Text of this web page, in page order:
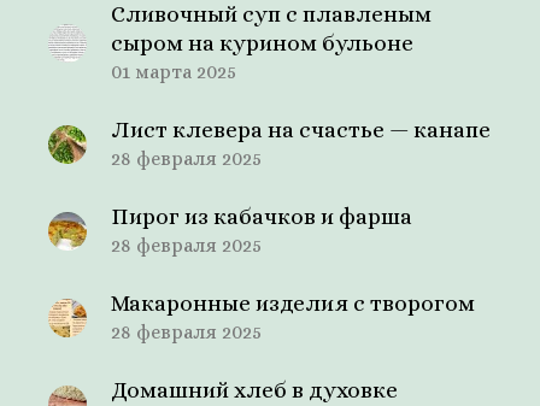
Сливочный суп с плавленым
сыром на курином бульоне
01 марта 2025
Лист клевера на счастье — канапе
28 февраля 2025
Пирог из кабачков и фарша
28 февраля 2025
Макаронные изделия с творогом
28 февраля 2025
Домашний хлеб в духовке